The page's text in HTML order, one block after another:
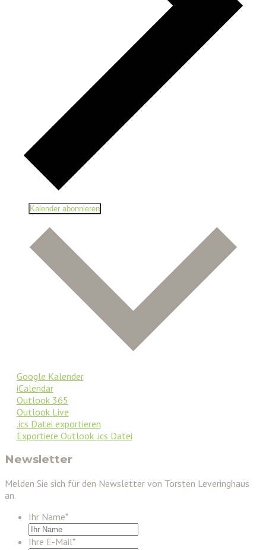
Kalender abonnieren
Google Kalender
iCalendar
Outlook 365
Outlook Live
.ics Datei exportieren
Exportiere Outlook .ics Datei
Newsletter
Melden Sie sich für den Newsletter von Torsten Leveringhaus
an.
Ihr Name*
Ihre E-Mail*